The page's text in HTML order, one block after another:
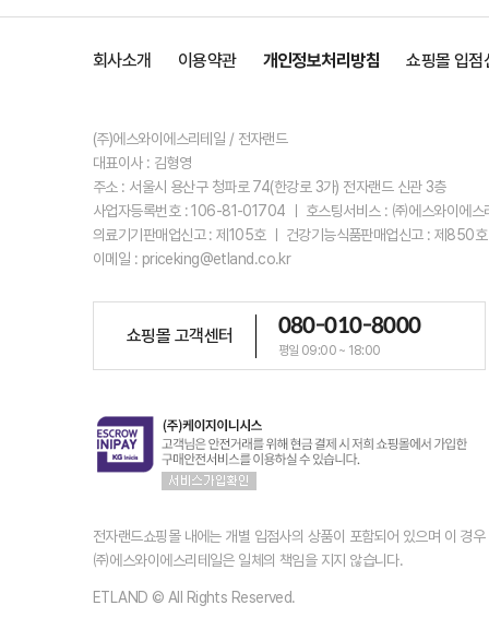
회사소개 이용약관 개인정보처리방침 쇼핑몰 입점
(주)에스와이에스리테일 / 전자랜드
대표이사 : 김형영
주소 : 서울시 용산구 청파로 74(한강로 3가) 전자랜드 신관 3층
사업자등록번호 : 106-81-01704 ㅣ 호스팅서비스 : ㈜에스와이에
의료기기판매업신고 : 제105호 ㅣ 건강기능식품판매업신고 : 제850
이메일 : priceking@etland.co.kr
쇼핑몰 고객센터 080-010-8000
평일 09:00 ~ 18:00
전자랜드쇼핑몰 내에는 개별 입점사의 상품이 포함되어 있으며 이 경
㈜에스와이에스리테일은 일체의 책임을 지지 않습니다.
ETLAND © All Rights Reserved.